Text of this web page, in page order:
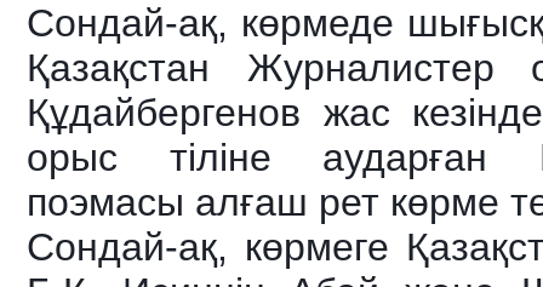
Сондай-ақ, көрмеде
Қазақстан Журналистер
Құдайбергенов жас
орыс тіліне аударған
поэмасы алғаш рет көрме
Сондай-ақ, көрмеге